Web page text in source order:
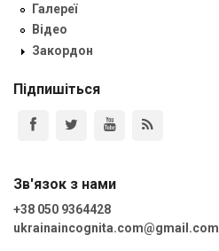
Галереї
Відео
Закордон
Підпишіться
Зв'язок з нами
+38 050 9364428
ukrainaincognita.com@gmail.com